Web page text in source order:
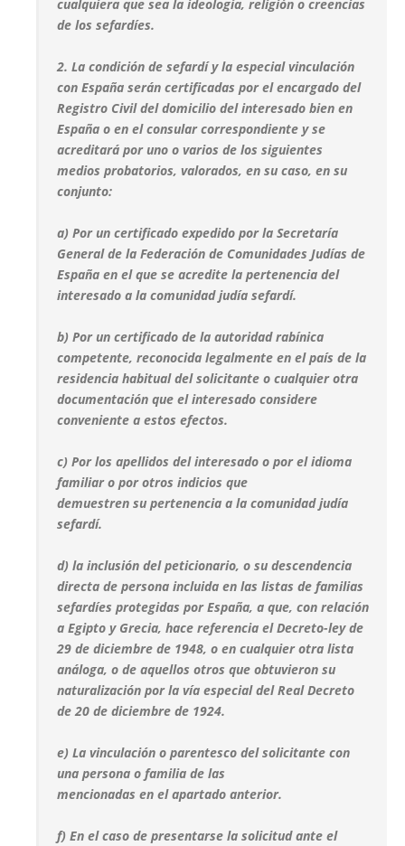
cualquiera que sea la ideología, religión o creencias
de los sefardíes.
2. La condición de sefardí y la especial vinculación
con España serán certificadas por el encargado del
Registro Civil del domicilio del interesado bien en
España o en el consular correspondiente y se
acreditará por uno o varios de los siguientes
medios probatorios, valorados, en su caso, en su
conjunto:
a) Por un certificado expedido por la Secretaría
General de la Federación de Comunidades Judías de
España en el que se acredite la pertenencia del
interesado a la comunidad judía sefardí.
b) Por un certificado de la autoridad rabínica
competente, reconocida legalmente en el país de la
residencia habitual del solicitante o cualquier otra
documentación que el interesado considere
conveniente a estos efectos.
c) Por los apellidos del interesado o por el idioma
familiar o por otros indicios que
demuestren su pertenencia a la comunidad judía
sefardí.
d) la inclusión del peticionario, o su descendencia
directa de persona incluida en las listas de familias
sefardíes protegidas por España, a que, con relación
a Egipto y Grecia, hace referencia el Decreto-ley de
29 de diciembre de 1948, o en cualquier otra lista
análoga, o de aquellos otros que obtuvieron su
naturalización por la vía especial del Real Decreto
de 20 de diciembre de 1924.
e) La vinculación o parentesco del solicitante con
una persona o familia de las
mencionadas en el apartado anterior.
f) En el caso de presentarse la solicitud ante el